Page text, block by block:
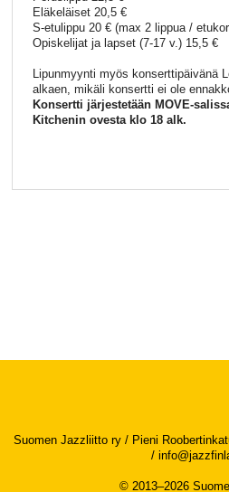
Eläkeläiset 20,5 €
S-etulippu 20 € (max 2 lippua /
Opiskelijat ja lapset (7-17 v.) 15,5 €
Lipunmyynti myös konserttipäivänä
alkaen, mikäli konsertti ei ole
Konsertti järjestetään MOVE-
Kitchenin ovesta klo 18 alk.
Suomen Jazzliitto ry / Pieni
/
© 2013–2026